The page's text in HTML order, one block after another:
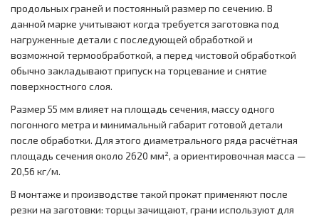
продольных граней и постоянный размер по сечению. В
данной марке учитывают когда требуется заготовка под
нагруженные детали с последующей обработкой и
возможной термообработкой, а перед чистовой обработкой
обычно закладывают припуск на торцевание и снятие
поверхностного слоя.
Размер 55 мм влияет на площадь сечения, массу одного
погонного метра и минимальный габарит готовой детали
после обработки. Для этого диаметрального ряда расчётная
площадь сечения около 2620 мм², а ориентировочная масса —
20,56 кг/м.
В монтаже и производстве такой прокат применяют после
резки на заготовки: торцы зачищают, грани используют для